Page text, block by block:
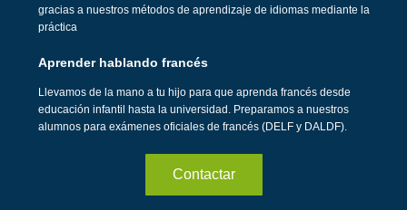
gracias a nuestros métodos de aprendizaje de idiomas mediante la
práctica
Aprender hablando francés
Llevamos de la mano a tu hijo para que aprenda francés desde
educación infantil hasta la universidad. Preparamos a nuestros
alumnos para exámenes oficiales de francés (DELF y DALDF).
Contactar